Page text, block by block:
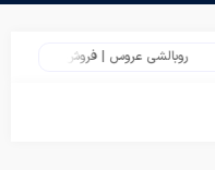
عروس | فروش اینترنتی روبالشی